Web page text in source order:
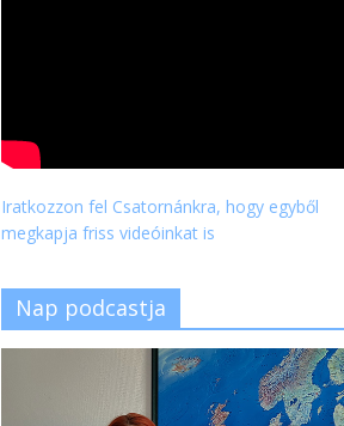
Iratkozzon fel Csatornánkra, hogy egyből
megkapja friss videóinkat is
Nap podcastja